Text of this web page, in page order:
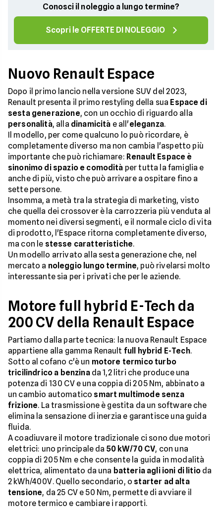
Conosci il noleggio a lungo termine?
Scopri le OFFERTE DI NOLEGGIO
Nuovo Renault Espace
Dopo il primo lancio nella versione SUV del 2023,
Renault presenta il primo restyling della sua Espace di
sesta generazione, con un occhio di riguardo alla
personalità, alla dinamicità e all'eleganza.
Il modello, per come qualcuno lo può ricordare, è
completamente diverso ma non cambia l'aspetto più
importante che può richiamare: Renault Espace è
sinonimo di spazio e comodità per tutta la famiglia e
anche di più, visto che può arrivare a ospitare fino a
sette persone.
Insomma, a metà tra la strategia di marketing, visto
che quella dei crossover è la carrozzeria più venduta al
momento nei diversi segmenti, e il normale ciclo di vita
di prodotto, l'Espace ritorna completamente diverso,
ma con le stesse caratteristiche.
Un modello arrivato alla sesta generazione che, nel
mercato a noleggio lungo termine, può rivelarsi molto
interessante sia per i privati che per le aziende.
Motore full hybrid E-Tech da
200 CV della Renault Espace
Partiamo dalla parte tecnica: la nuova Renault Espace
appartiene alla gamma Renault full hybrid E-Tech.
Sotto al cofano c'è un motore termico turbo
tricilindrico a benzinada 1,2 litri che produce una
potenza di 130 CV e una coppia di 205 Nm, abbinato a
un cambio automatico smart multimode senza
frizione. La trasmissione è gestita da un software che
elimina la sensazione di inerzia e garantisce una guida
fluida.
A coadiuvare il motore tradizionale ci sono due motori
elettrici: uno principale da 50 kW/70 CV, con una
coppia di 205 Nm e che consente la guida in modalità
elettrica, alimentato da una batteria agli ioni di litioda
2 kWh/400V. Quello secondario, o starter ad alta
tensione, da 25 CV e 50 Nm, permette di avviare il
motore termico e cambiare i rapporti.